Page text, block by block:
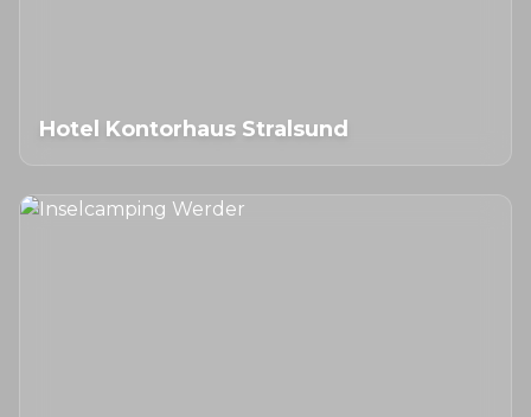
Hotel Kontorhaus Stralsund